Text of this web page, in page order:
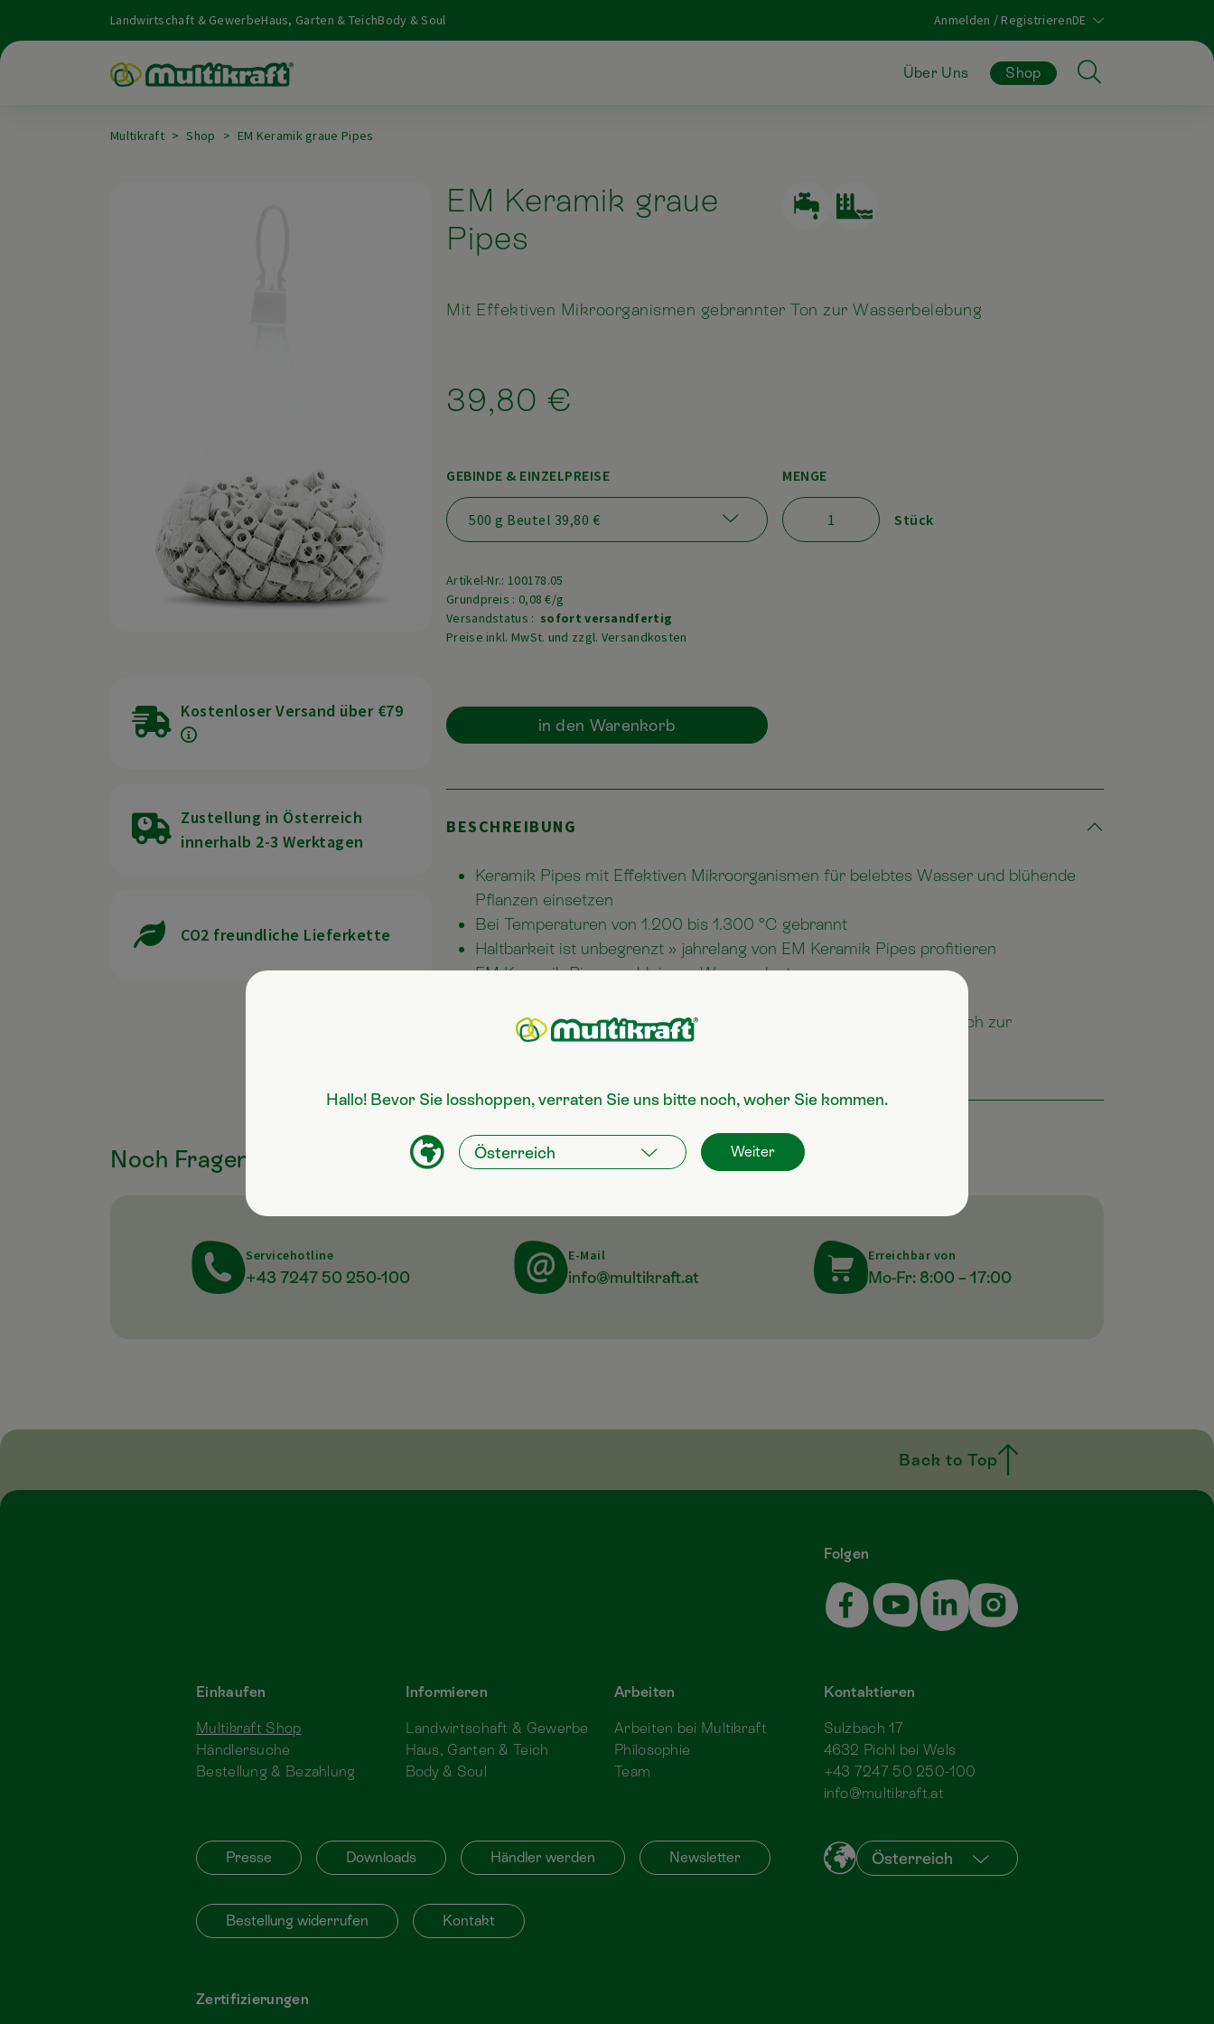
Landwirtschaft & GewerbeHaus, Garten & TeichBody & Soul Anmelden / Registrieren
Über Uns Shop
Multikraft Shop EM Keramik graue Pipes
Kostenloser Versand über €79
Zustellung in Österreich
innerhalb 2-3 Werktagen
CO2 freundliche Lieferkette
EM Keramik graue
Pipes
Mit Effektiven Mikroorganismen gebrannter Ton zur Wasserbelebung
39,80 €
GEBINDE & EINZELPREISE MENGE
Stück
Artikel-Nr.: 100178.05
Grundpreis : 0,08 €/g
Versandstatus : sofort versandfertig
Preise inkl. MwSt. und zzgl. Versandkosten
in den Warenkorb
BESCHREIBUNG
Keramik Pipes mit Effektiven Mikroorganismen für belebtes Wasser und blühende
Pflanzen einsetzen
Bei Temperaturen von 1.200 bis 1.300 °C gebrannt
Haltbarkeit ist unbegrenzt » jahrelang von EM Keramik Pipes profitieren
EM Keramik Pipes verkleinern Wassercluster
Keramik Pipes mit Effektiven Mikroorganismen werden hauptsächlich zur
Wasserbelebung (Trink-, Gieß- und Teichwasser) verwendet
Noch Fragen zum Produkt?
Servicehotline
+43 7247 50 250-100
E-Mail
info@multikraft.at
Erreichbar von
Mo-Fr: 8:00 – 17:00
Back to Top
Folgen
Einkaufen
Multikraft Shop
Händlersuche
Bestellung & Bezahlung
Informieren
Landwirtschaft & Gewerbe
Haus, Garten & Teich
Body & Soul
Arbeiten
Arbeiten bei Multikraft
Philosophie
Team
Kontaktieren
Sulzbach 17
4632 Pichl bei Wels
+43 7247 50 250-100
info@multikraft.at
Presse Downloads Händler werden Newsletter
Bestellung widerrufen Kontakt
Zertifizierungen
Hallo! Bevor Sie losshoppen, verraten Sie uns bitte noch, woher Sie kommen.
Weiter